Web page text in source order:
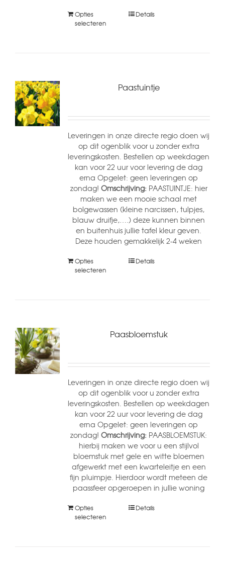
Opties
selecteren
Details
Paastuintje
Leveringen in onze directe regio doen wij
op dit ogenblik voor u zonder extra
leveringskosten. Bestellen op weekdagen
kan voor 22 uur voor levering de dag
erna Opgelet: geen leveringen op
zondag! Omschrijving: PAASTUINTJE: hier
maken we een mooie schaal met
bolgewassen (kleine narcissen, tulpjes,
blauw druifje,….) deze kunnen binnen
en buitenhuis jullie tafel kleur geven.
Deze houden gemakkelijk 2-4 weken
Opties
selecteren
Details
Paasbloemstuk
Leveringen in onze directe regio doen wij
op dit ogenblik voor u zonder extra
leveringskosten. Bestellen op weekdagen
kan voor 22 uur voor levering de dag
erna Opgelet: geen leveringen op
zondag!Omschrijving: PAASBLOEMSTUK:
hierbij maken we voor u een stijlvol
bloemstuk met gele en witte bloemen
afgewerkt met een kwarteleitje en een
fijn pluimpje. Hierdoor wordt meteen de
paassfeer opgeroepen in jullie woning
Opties
selecteren
Details